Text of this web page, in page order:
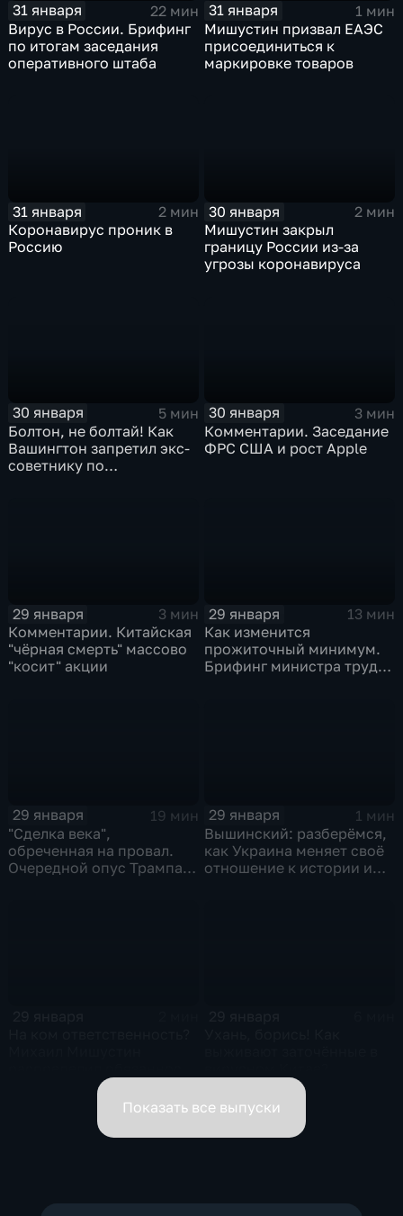
31 января
22 мин
Вирус в России. Брифинг
по итогам заседания
оперативного штаба
31 января
1 мин
Мишустин призвал ЕАЭС
присоединиться к
маркировке товаров
31 января
2 мин
Коронавирус проник в
Россию
30 января
2 мин
Мишустин закрыл
границу России из-за
угрозы коронавируса
30 января
5 мин
Болтон, не болтай! Как
Вашингтон запретил экс-
советнику по
30 января
3 мин
Комментарии. Заседание
ФРС США и рост Apple
29 января
3 мин
Комментарии. Китайская
"чёрная смерть" массово
"косит" акции
29 января
13 мин
Как изменится
прожиточный минимум.
Брифинг министра труда
29 января
19 мин
"Сделка века",
обреченная на провал.
Очередной опус Трампа.
29 января
1 мин
Вышинский: разберёмся,
как Украина меняет своё
отношение к истории и
вице-премьеров
Показать все выпуски